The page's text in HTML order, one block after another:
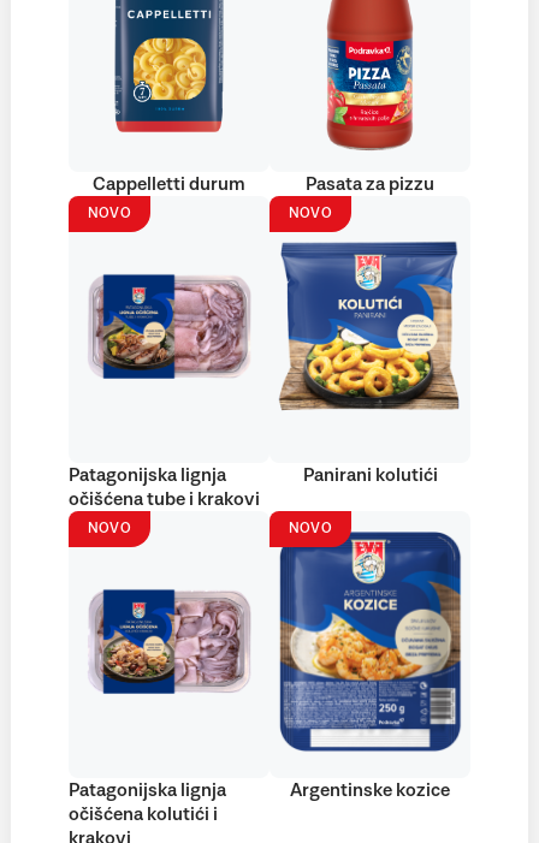
Cappelletti durum Pasata za pizzu
NOVO
Patagonijska lignja
očišćena tube i krakovi
NOVO
Panirani kolutići
NOVO
Patagonijska lignja
očišćena kolutići i
krakovi
NOVO
Argentinske kozice